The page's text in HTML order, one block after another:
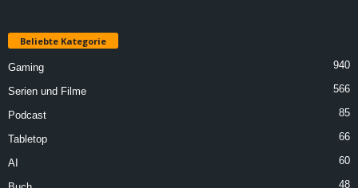
Beliebte Kategorie
Gaming 940
Serien und Filme 566
Podcast 85
Tabletop 66
AI 60
48